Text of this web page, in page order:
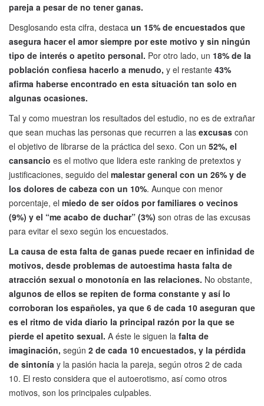
pareja a pesar de no tener ganas.
Desglosando esta cifra, destaca un 15% de encuestados que
asegura hacer el amor siempre por este motivo y sin ningún
tipo de interés o apetito personal. Por otro lado, un 18% de la
población confiesa hacerlo a menudo, y el restante 43%
afirma haberse encontrado en esta situación tan solo en
algunas ocasiones.
Tal y como muestran los resultados del estudio, no es de extrañar
que sean muchas las personas que recurren a las excusas con
el objetivo de librarse de la práctica del sexo. Con un 52%, el
cansancio es el motivo que lidera este ranking de pretextos y
justificaciones, seguido del malestar general con un 26% y de
los dolores de cabeza con un 10%. Aunque con menor
porcentaje, el miedo de ser oídos por familiares o vecinos
(9%) y el “me acabo de duchar” (3%) son otras de las excusas
para evitar el sexo según los encuestados.
La causa de esta falta de ganas puede recaer en infinidad de
motivos, desde problemas de autoestima hasta falta de
atracción sexual o monotonía en las relaciones. No obstante,
algunos de ellos se repiten de forma constante y así lo
corroboran los españoles, ya que 6 de cada 10 aseguran que
es el ritmo de vida diario la principal razón por la que se
pierde el apetito sexual. A éste le siguen la falta de
imaginación, según 2 de cada 10 encuestados, y la pérdida
de sintonía y la pasión hacia la pareja, según otros 2 de cada
10. El resto considera que el autoerotismo, así como otros
motivos, son los principales culpables.